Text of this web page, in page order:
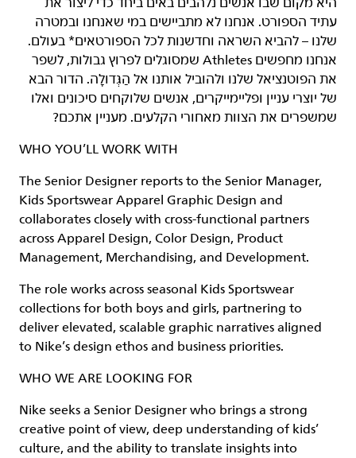
היא מקום שבו אנשים נלהבים באים ביחד כדי ליצור את
עתיד הספורט. אנחנו לא מתביישים במי שאנחנו ובמטרה
שלנו – להביא השראה וחדשנות לכל הספורטאים* בעולם.
אנחנו מחפשים Athletes שמסוגלים לפרוץ גבולות, לשפר
את הפוטנציאל שלנו ולהוביל אותנו אל הַגְּדוּלָה. הדור הבא
של יוצרי עניין ופליימייקרים, אנשים שלוקחים סיכונים ואלו
שמשפרים את הצוות מאחורי הקלעים. מעניין אתכם?
WHO YOU’LL WORK WITH
The Senior Designer reports to the Senior Manager,
Kids Sportswear Apparel Graphic Design and
collaborates closely with cross-functional partners
across Apparel Design, Color Design, Product
Management, Merchandising, and Development.
The role works across seasonal Kids Sportswear
collections for both boys and girls, partnering to
deliver elevated, scalable graphic narratives aligned
to Nike’s design ethos and business priorities.
WHO WE ARE LOOKING FOR
Nike seeks a Senior Designer who brings a strong
creative point of view, deep understanding of kids’
culture, and the ability to translate insights into